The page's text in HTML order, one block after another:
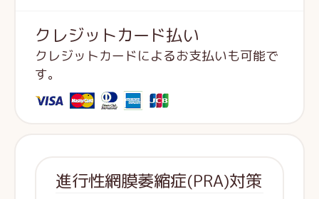
クレジットカード払い
クレジットカードによるお支払いも可能で
す。
進行性網膜萎縮症(PRA)対策